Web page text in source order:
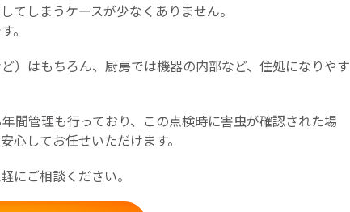
てしまうケースが少なくありません。
。
）はもちろん、厨房では機器の内部など、住処になりやす
間管理も行っており、この点検時に害虫が確認された場
心してお任せいただけます。
にご相談ください。